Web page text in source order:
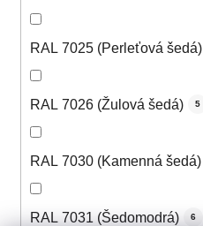
RAL 7025 (Perleťová šedá)
RAL 7026 (Žulová šedá) 5
RAL 7030 (Kamenná šedá)
RAL 7031 (Šedomodrá) 6